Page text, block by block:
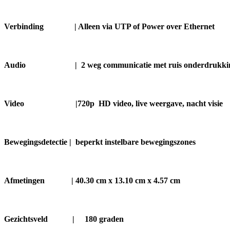
Verbinding | Alleen via UTP of Power over Ethernet
Audio | 2 weg communicatie met ruis
Video |720p HD video, live weergave, nacht visie
Bewegingsdetectie | beperkt instelbare bewegingszones
Afmetingen | 40.30 cm x 13.10 cm x 4.57 cm
Gezichtsveld | 180 graden